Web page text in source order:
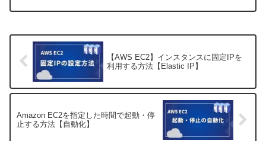
【AWS EC2】インスタンスに固定IPを
利用する方法【Elastic IP】
Amazon EC2を指定した時間で起動・停
止する方法【自動化】